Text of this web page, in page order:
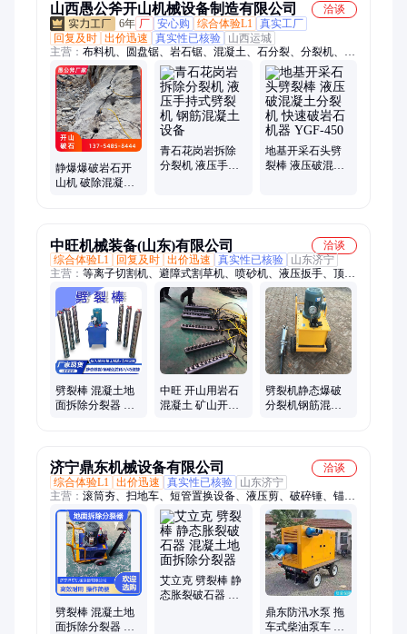
山西愚公斧开山机械设备制造有限公司
洽谈
6年 厂 安心购 综合体验L1 真实工厂
回复及时 出价迅速 真实性已核验
山西运城
主营： 布料机、圆盘锯、岩石锯、混凝土、石分裂、分裂机、分
裂设备、劈石机、破裂机、修剪机、伸缩臂、劈裂机、撑裂机、
割草机、膨胀机、低开石、截桩机、机器石、破桩机、开采石
头、隧道掘进、硬度岩石、桩破除机、放炮开山、自动设备
静爆爆破岩石开
山机 破除混凝土
青石花岗岩拆除
分裂机 液压手持
地基开采石头劈
裂棒 液压破混凝
中旺机械装备(山东)有限公司
洽谈
综合体验L1
回复及时 出价迅速 真实性已核验
山东济宁
主营： 等离子切割机、避障式割草机、喷砂机、液压扳手、顶管
机、焊网机、玻璃吸盘、制氮机、电磁吸盘、激光切割机、锚索
切割机、破桩机、渣浆泵、护栏清洗机、劈裂棒、板换夹紧器、
抛光机、电动叉车、铣挖机、打桩机、生物质燃烧机、激光除锈
机、热熔划线机、柴油泵车、绿篱修剪机
劈裂棒 混凝土地
面拆除分裂器 静
中旺 开山用岩石
混凝土 矿山开采
劈裂机静态爆破
分裂机钢筋混凝
济宁鼎东机械设备有限公司
洽谈
综合体验L1
出价迅速 真实性已核验
山东济宁
主营： 滚筒夯、扫地车、短管置换设备、液压剪、破碎锤、锚索
切割机、破冰机、等离子切割机、劈裂机、岩石锯、板换夹紧
器、焊网机、顶管机、皮带取样机、生物质燃烧机、喷砂机、激
光除锈机、制氮机、装载机扫路车、马路吹风机、铣挖机、污水
处理设备、洗车机、截桩机、轨道运输车
劈裂棒 混凝土地
面拆除分裂器 矿
艾立克 劈裂棒 静
态胀裂破石器 混
鼎东防汛水泵 拖
车式柴油泵车 柴